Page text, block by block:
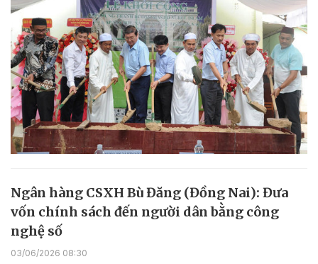
Ngân hàng CSXH Bù Đăng (Đồng Nai): Đưa
vốn chính sách đến người dân bằng công
nghệ số
03/06/2026 08:30